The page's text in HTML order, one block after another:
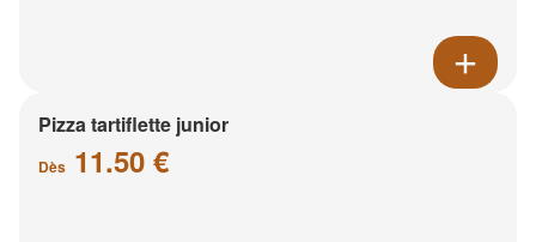
Pizza tartiflette junior
Dès 11.50 €